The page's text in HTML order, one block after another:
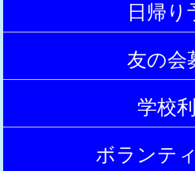
日帰り
友の会
学校
ボランテ